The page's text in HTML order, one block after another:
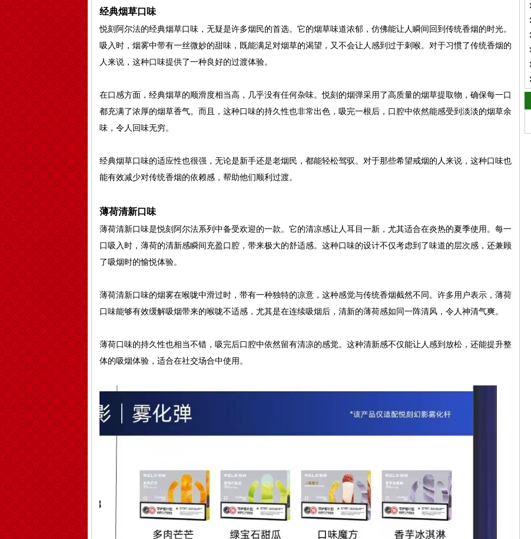
经典烟草口味
悦刻阿尔法的经典烟草口味，无疑是许多烟民的首选。它的烟草味道浓郁，仿佛能让人瞬间回到传统香烟的时光。
吸入时，烟雾中带有一丝微妙的甜味，既能满足对烟草的渴望，又不会让人感到过于刺喉。对于习惯了传统香烟的
人来说，这种口味提供了一种良好的过渡体验。
在口感方面，经典烟草的顺滑度相当高，几乎没有任何杂味。悦刻的烟弹采用了高质量的烟草提取物，确保每一口
都充满了浓厚的烟草香气。而且，这种口味的持久性也非常出色，吸完一根后，口腔中依然能感受到淡淡的烟草余
味，令人回味无穷。
经典烟草口味的适应性也很强，无论是新手还是老烟民，都能轻松驾驭。对于那些希望戒烟的人来说，这种口味也
能有效减少对传统香烟的依赖感，帮助他们顺利过渡。
薄荷清新口味
薄荷清新口味是悦刻阿尔法系列中备受欢迎的一款。它的清凉感让人耳目一新，尤其适合在炎热的夏季使用。每一
口吸入时，薄荷的清新感瞬间充盈口腔，带来极大的舒适感。这种口味的设计不仅考虑到了味道的层次感，还兼顾
了吸烟时的愉悦体验。
薄荷清新口味的烟雾在喉咙中滑过时，带有一种独特的凉意，这种感觉与传统香烟截然不同。许多用户表示，薄荷
口味能够有效缓解吸烟带来的喉咙不适感，尤其是在连续吸烟后，清新的薄荷感如同一阵清风，令人神清气爽。
薄荷口味的持久性也相当不错，吸完后口腔中依然留有清凉的感觉。这种清新感不仅能让人感到放松，还能提升整
体的吸烟体验，适合在社交场合中使用。